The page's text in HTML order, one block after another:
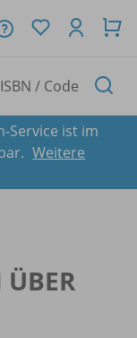
Service ist im
Weitere